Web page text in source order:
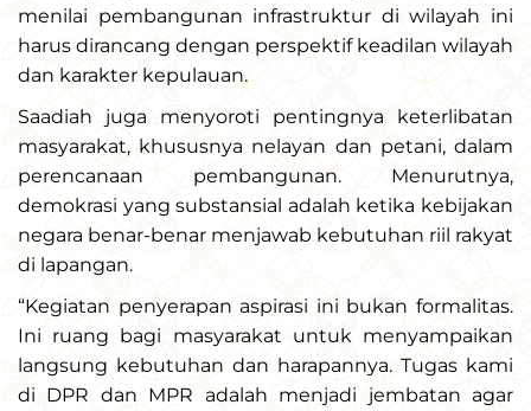
menilai pembangunan infrastruktur di wilayah ini
harus dirancang dengan perspektif keadilan wilayah
dan karakter kepulauan.
Saadiah juga menyoroti pentingnya keterlibatan
masyarakat, khususnya nelayan dan petani, dalam
perencanaan pembangunan. Menurutnya,
demokrasi yang substansial adalah ketika kebijakan
negara benar-benar menjawab kebutuhan riil rakyat
di lapangan.
“Kegiatan penyerapan aspirasi ini bukan formalitas.
Ini ruang bagi masyarakat untuk menyampaikan
langsung kebutuhan dan harapannya. Tugas kami
di DPR dan MPR adalah menjadi jembatan agar